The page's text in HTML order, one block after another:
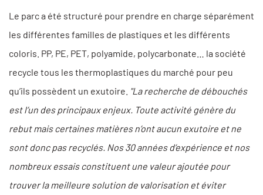
Le parc a été structuré pour prendre en charge séparément
les différentes familles de plastiques et les différents
coloris. PP, PE, PET, polyamide, polycarbonate… la société
recycle tous les thermoplastiques du marché pour peu
qu’ils possèdent un exutoire. "La recherche de débouchés
est l’un des principaux enjeux. Toute activité génère du
rebut mais certaines matières n’ont aucun exutoire et ne
sont donc pas recyclés. Nos 30 années d’expérience et nos
nombreux essais constituent une valeur ajoutée pour
trouver la meilleure solution de valorisation et éviter